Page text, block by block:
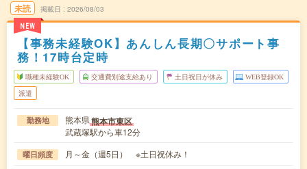
未読
NEW
掲載日 2026/08/03
【事務未経験OK】あんしん長期〇サポート事
務！17時台定時
職種未経験OK 交通費別途支給あり 土日祝日が休み WEB登録OK
派遣
勤務地 熊本県熊本市東区
武蔵塚駅から車12分
曜日頻度 月～金（週5日） ※土日祝休み！